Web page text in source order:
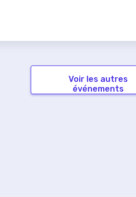
Voir les autres
événements